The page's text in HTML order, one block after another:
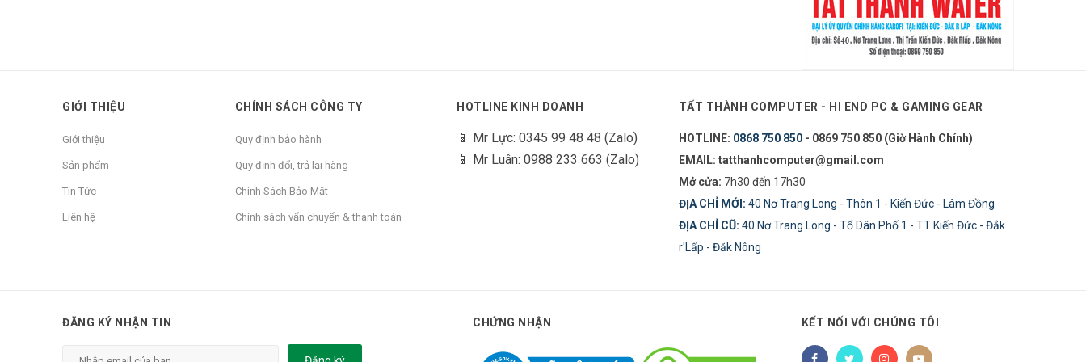
GIỚI THIỆU
Giới thiệu
Sản phẩm
Tin Tức
Liên hệ
CHÍNH SÁCH CÔNG TY
Quy định bảo hành
Quy định đổi, trả lại hàng
Chính Sách Bảo Mật
Chính sách vẩn chuyển & thanh toán
HOTLINE KINH DOANH
📱 Mr Lực: 0345 99 48 48 (Zalo)
📱 Mr Luân: 0988 233 663 (Zalo)
TẤT THÀNH COMPUTER - HI END PC & GAMING GEAR
HOTLINE: 0868 750 850- 0869 750 850 (Giờ Hành Chính)
EMAIL: tatthanhcomputer@gmail.com
Mở cửa: 7h30 đến 17h30
ĐỊA CHỈ MỚI: 40 Nơ Trang Long - Thôn 1 - Kiến Đức - Lâm Đồng
ĐỊA CHỈ CŨ: 40 Nơ Trang Long - Tổ Dân Phố 1 - TT Kiến Đức - Đắk
r'Lấp - Đăk Nông
ĐĂNG KÝ NHẬN TIN CHỨNG NHẬN KẾT NỐI VỚI CHÚNG TÔI